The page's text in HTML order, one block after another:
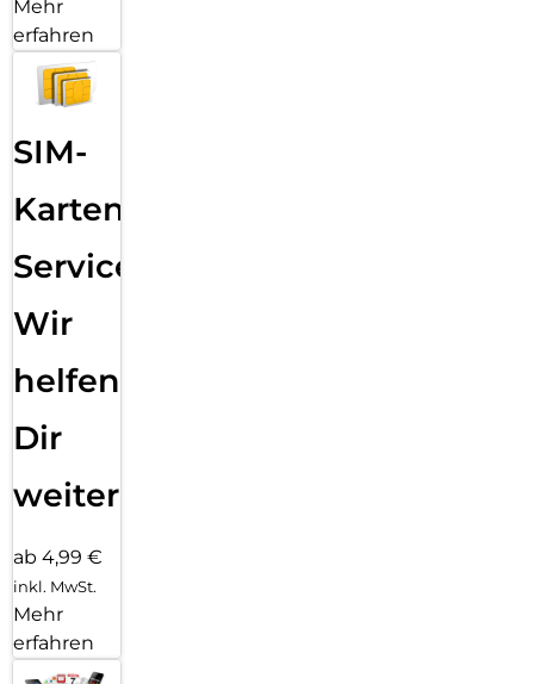
Mehr
erfahren
SIM-
Karten
Service:
Wir
helfen
Dir
weiter
ab 4,99 €
inkl. MwSt.
Mehr
erfahren